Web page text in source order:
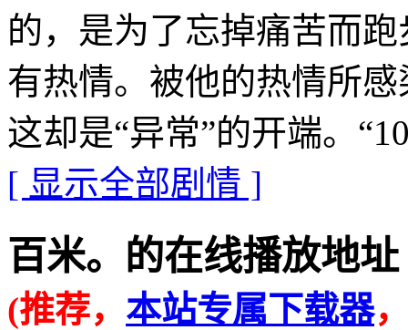
的，是为了忘掉痛苦而
有热情。被他的热情所
这却是“异常”的开端。
[ 显示全部剧情 ]
百米。的在线播放地址 ·
(推荐， 本站专属下载器